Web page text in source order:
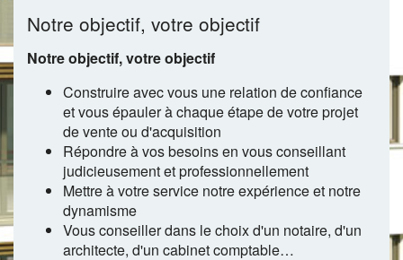
Notre objectif, votre objectif
Notre objectif, votre objectif
Construire avec vous une relation de confiance
et vous épauler à chaque étape de votre projet
de vente ou d'acquisition
Répondre à vos besoins en vous conseillant
judicieusement et professionnellement
Mettre à votre service notre expérience et notre
dynamisme
Vous conseiller dans le choix d'un notaire, d'un
architecte, d'un cabinet comptable…